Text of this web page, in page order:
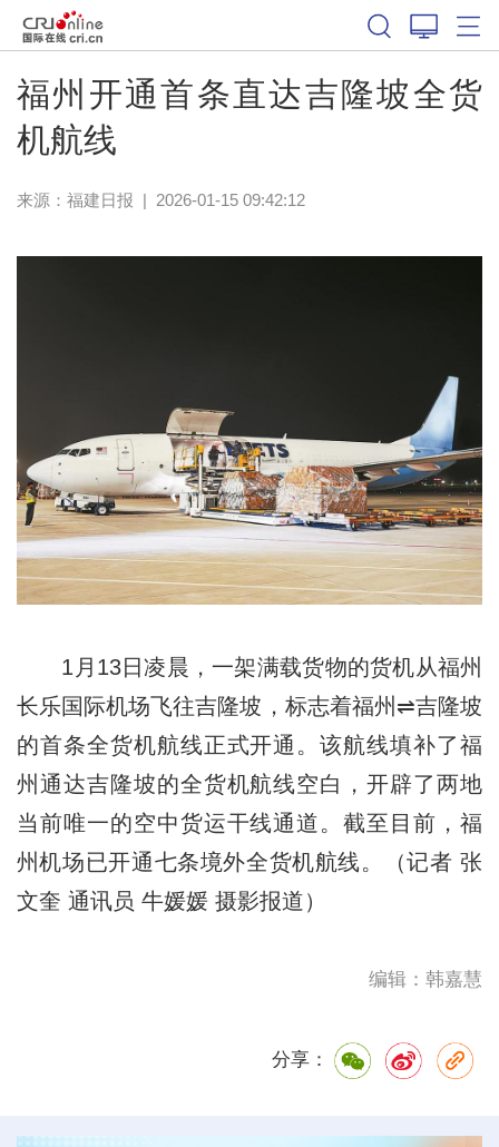
福州开通首条直达吉隆坡全货
机航线
来源： 福建日报 | 2026-01-15 09:42:12
1月13日凌晨，一架满载货物的货机从福州
长乐国际机场飞往吉隆坡，标志着福州⇌吉隆坡
的首条全货机航线正式开通。该航线填补了福
州通达吉隆坡的全货机航线空白，开辟了两地
当前唯一的空中货运干线通道。截至目前，福
州机场已开通七条境外全货机航线。（记者 张
文奎 通讯员 牛媛媛 摄影报道）
编辑：韩嘉慧
分享：